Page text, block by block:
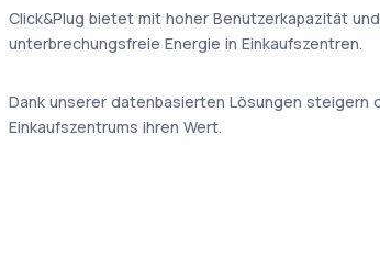
Click&Plug bietet mit hoher Benutzerkapazität
unterbrechungsfreie Energie in Einkaufszentren.
Dank unserer datenbasierten Lösungen steigern
Einkaufszentrums ihren Wert.